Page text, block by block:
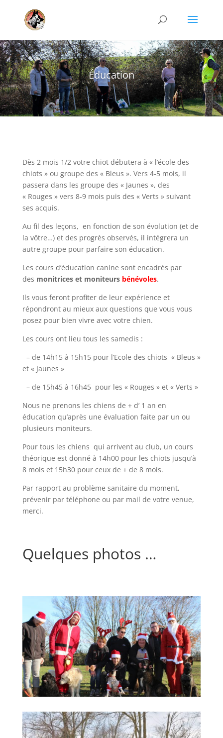
Éducation
Dès 2 mois 1/2 votre chiot débutera à « l’école des
chiots » ou groupe des « Bleus ». Vers 4-5 mois, il
passera dans les groupe des « Jaunes », des
« Rouges » vers 8-9 mois puis des « Verts » suivant
ses acquis.
Au fil des leçons, en fonction de son évolution (et de
la vôtre…) et des progrès observés, il intégrera un
autre groupe pour parfaire son éducation.
Les cours d’éducation canine sont encadrés par
des monitrices et moniteurs bénévoles.
Ils vous feront profiter de leur expérience et
répondront au mieux aux questions que vous vous
posez pour bien vivre avec votre chien.
Les cours ont lieu tous les samedis :
– de 14h15 à 15h15 pour l’Ecole des chiots « Bleus »
et « Jaunes »
– de 15h45 à 16h45 pour les « Rouges » et « Verts »
Nous ne prenons les chiens de + d’ 1 an en
éducation qu’après une évaluation faite par un ou
plusieurs moniteurs.
Pour tous les chiens qui arrivent au club, un cours
théorique est donné à 14h00 pour les chiots jusqu’à
8 mois et 15h30 pour ceux de + de 8 mois.
Par rapport au problème sanitaire du moment,
prévenir par téléphone ou par mail de votre venue,
merci.
Quelques photos …